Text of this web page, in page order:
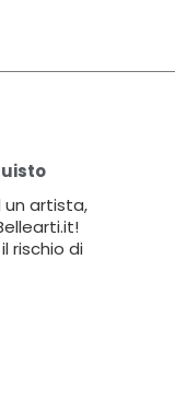
un artista,
rischio di